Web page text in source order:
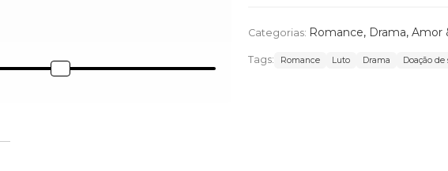
Categorias: Romance, Drama, Amor
Tags: Romance Luto Drama Doação